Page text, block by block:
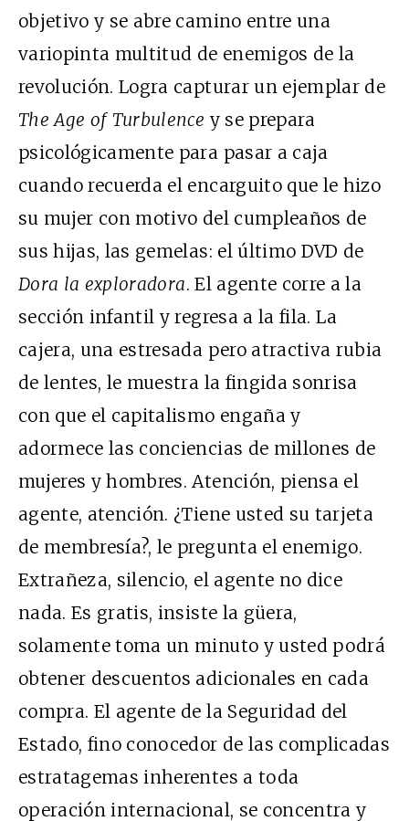
objetivo y se abre camino entre una
variopinta multitud de enemigos de la
revolución. Logra capturar un ejemplar de
The Age of Turbulence y se prepara
psicológicamente para pasar a caja
cuando recuerda el encarguito que le hizo
su mujer con motivo del cumpleaños de
sus hijas, las gemelas: el último DVD de
Dora la exploradora. El agente corre a la
sección infantil y regresa a la fila. La
cajera, una estresada pero atractiva rubia
de lentes, le muestra la fingida sonrisa
con que el capitalismo engaña y
adormece las conciencias de millones de
mujeres y hombres. Atención, piensa el
agente, atención. ¿Tiene usted su tarjeta
de membresía?, le pregunta el enemigo.
Extrañeza, silencio, el agente no dice
nada. Es gratis, insiste la güera,
solamente toma un minuto y usted podrá
obtener descuentos adicionales en cada
compra. El agente de la Seguridad del
Estado, fino conocedor de las complicadas
estratagemas inherentes a toda
operación internacional, se concentra y